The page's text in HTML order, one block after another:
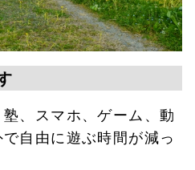
、スマホ、ゲーム、動
自由に遊ぶ時間が減っ